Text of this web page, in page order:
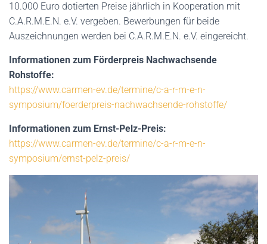
10.000 Euro dotierten Preise jährlich in Kooperation mit
C.A.R.M.E.N. e.V. vergeben. Bewerbungen für beide
Auszeichnungen werden bei C.A.R.M.E.N. e.V. eingereicht.
Informationen zum Förderpreis Nachwachsende
Rohstoffe:
https://www.carmen-ev.de/termine/c-a-r-m-e-n-
symposium/foerderpreis-nachwachsende-rohstoffe/
Informationen zum Ernst-Pelz-Preis:
https://www.carmen-ev.de/termine/c-a-r-m-e-n-
symposium/ernst-pelz-preis/